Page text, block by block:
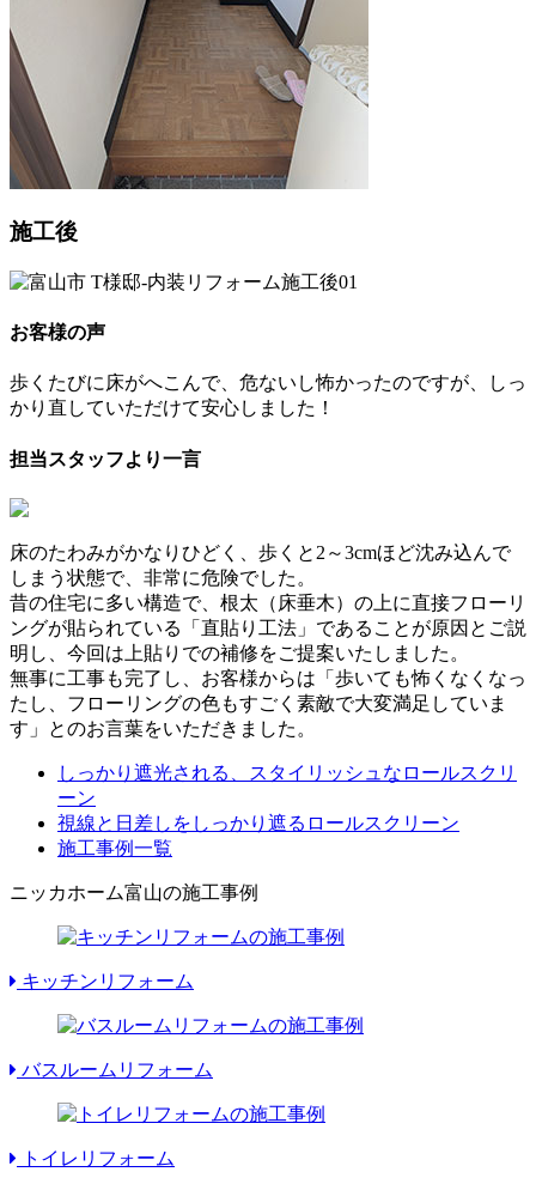
施工後
お客様の声
歩くたびに床がへこんで、危ないし怖かったのですが、しっ
かり直していただけて安心しました！
担当スタッフより一言
床のたわみがかなりひどく、歩くと2～3cmほど沈み込んで
しまう状態で、非常に危険でした。
昔の住宅に多い構造で、根太（床垂木）の上に直接フローリ
ングが貼られている「直貼り工法」であることが原因とご説
明し、今回は上貼りでの補修をご提案いたしました。
無事に工事も完了し、お客様からは「歩いても怖くなくなっ
たし、フローリングの色もすごく素敵で大変満足していま
す」とのお言葉をいただきました。
しっかり遮光される、スタイリッシュなロールスクリ
ーン
視線と日差しをしっかり遮るロールスクリーン
施工事例一覧
ニッカホーム富山の施工事例
キッチンリフォーム
バスルームリフォーム
トイレリフォーム